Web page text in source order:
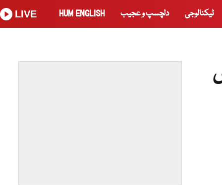
ٹیکنالوجی دلچسپ و عجیب HUM ENGLISH
LIVE